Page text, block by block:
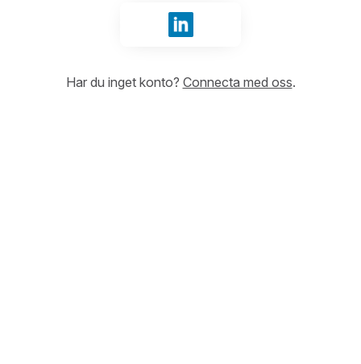
Logga in med LinkedIn
Har du inget konto? Connecta med oss.